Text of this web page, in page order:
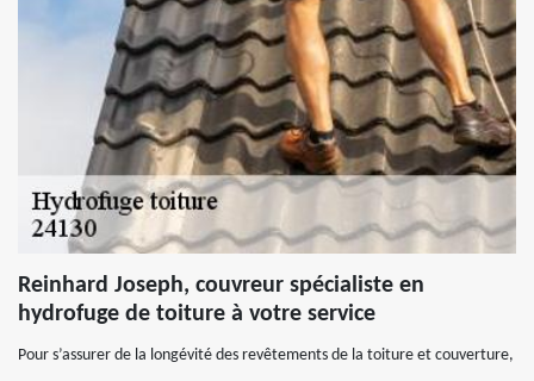
Reinhard Joseph, couvreur spécialiste en
hydrofuge de toiture à votre service
Pour s’assurer de la longévité des revêtements de la toiture et couverture,